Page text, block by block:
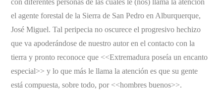
con diferentes personas de las cuales le (nos) llama la atención
el agente forestal de la Sierra de San Pedro en Alburquerque,
José Miguel. Tal peripecia no oscurece el progresivo hechizo
que va apoderándose de nuestro autor en el contacto con la
tierra y pronto reconoce que <<Extremadura poseía un encanto
especial>> y lo que más le llama la atención es que su gente
está compuesta, sobre todo, por <<hombres buenos>>.